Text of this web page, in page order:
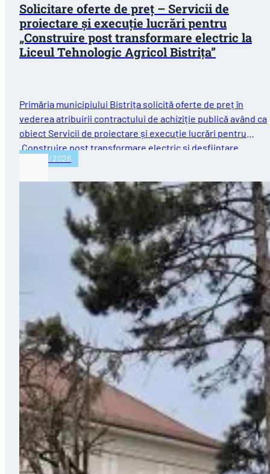
Solicitare oferte de preț – Servicii de
proiectare și execuție lucrări pentru
„Construire post transformare electric la
Liceul Tehnologic Agricol Bistrița”
Primăria municipiului Bistrița solicită oferte de preț în
vederea atribuirii contractului de achiziție publică având ca
obiect Servicii de proiectare și execuție lucrări pentru
„Construire post transformare electric și desființare…
30/04/2026